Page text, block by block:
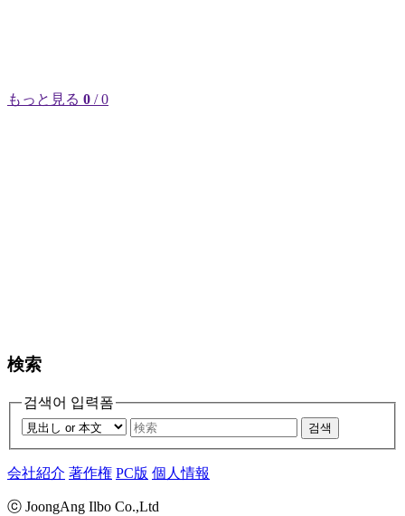
もっと見る 0 / 0
検索
검색어 입력폼
검색
会社紹介 著作権 PC版 個人情報
ⓒ JoongAng Ilbo Co.,Ltd